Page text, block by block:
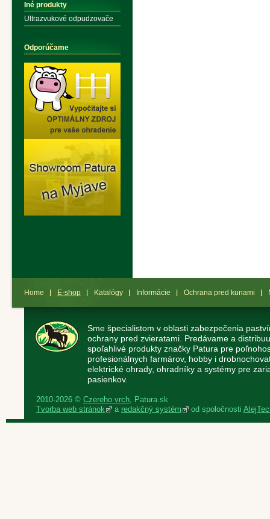
Iné produkty
Ultrazvukové odpudzovače
Odporúčame
Home E-shop Katalógy Informácie Ochrana pred kunami
Sme špecialistom v oblasti zabezpečenia
ochrany pred zvieratami. Predávame a
spoľahlivé produkty značky Patura pre
profesionálnych farmárov, hobby i
elektrické ohrady, ohradníky a systémy pre
pasienkov.
2010-2026 © Czereho vrch, Patura.sk
Tvorba web stránok
a redakčný systém od spoločnosti